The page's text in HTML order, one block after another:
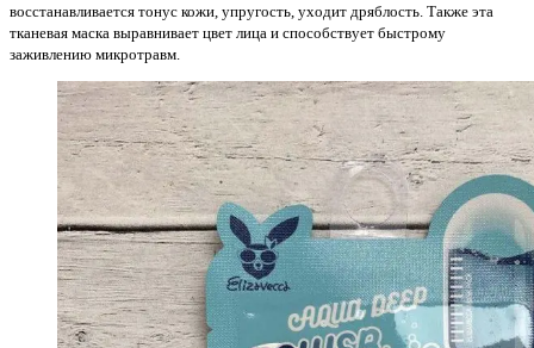
восстанавливается тонус кожи, упругость, уходит дряблость. Также эта
тканевая маска выравнивает цвет лица и способствует быстрому
заживлению микротравм.